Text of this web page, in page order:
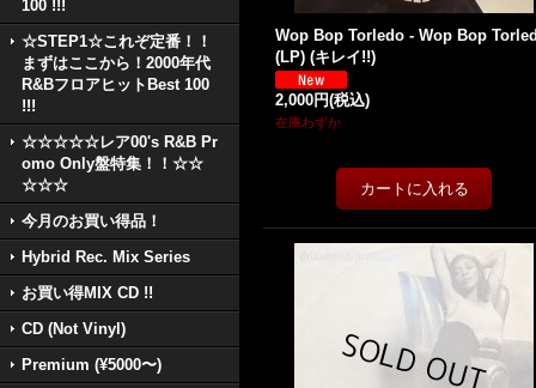
100 !!!
☆STEP1☆これぞ定番！！
まずはここから！2000年代
R&BフロアヒットBest 100
!!!
☆☆☆☆☆レア00's R&B Pr
omo Only盤特集！！☆☆
☆☆☆
今月のお買い得品！
Hybrid Rec. Mix Series
お買い得MIX CD !!
CD (Not Vinyl)
Premium (¥5000〜)
Wop Bop Torledo - Wop Bop
(LP) (キレイ!!)
2,000円(税込)
在庫わずか